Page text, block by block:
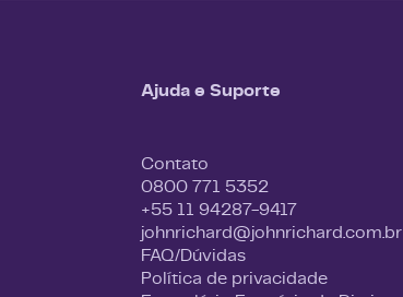
Ajuda e Suporte
Contato
0800 771 5352
+55 11 94287-9417
johnrichard@johnrichard.com.br
FAQ/Dúvidas
Política de privacidade